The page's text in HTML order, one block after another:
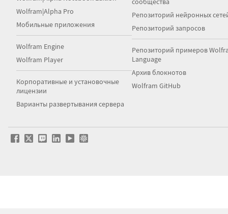
Wolfram|Alpha Pro
Мобильные приложения
Wolfram Engine
Wolfram Player
Корпоративные и установочные
лицензии
Варианты развертывания сервера
Репозиторий нейронных
Репозиторий запросов
Репозиторий примеров
Language
Архив блокнотов
Wolfram GitHub